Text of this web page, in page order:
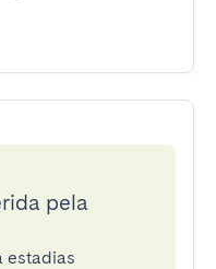
pela
estadias